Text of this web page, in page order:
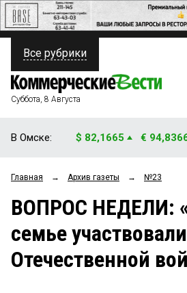
ПОЛИТИКА
ФИНАНСЫ
ОБЩЕСТВО
ЗАКОН
НОВОСТИ КОМПАНИЙ
Все рубрики
Суббота, 8 Августа
В Омске: $ 82,1665 €
Главная → Архив газеты → №23
ВОПРОС НЕДЕЛИ:
семье
Отечественной